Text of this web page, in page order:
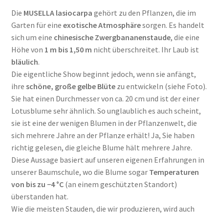
Die MUSELLA lasiocarpa gehört zu den Pflanzen, die im
Garten für eine exotische Atmosphäresorgen. Es handelt
sich um eine chinesische Zwergbananenstaude, die eine
Höhe von 1 m bis 1,50 m nicht überschreitet. Ihr Laub ist
bläulich.
Die eigentliche Show beginnt jedoch, wenn sie anfängt,
ihre schöne, große gelbe Blütezu entwickeln (siehe Foto).
Sie hat einen Durchmesser von ca. 20 cm und ist der einer
Lotusblume sehr ähnlich. So unglaublich es auch scheint,
sie ist eine der wenigen Blumen in der Pflanzenwelt, die
sich mehrere Jahre an der Pflanze erhält! Ja, Sie haben
richtig gelesen, die gleiche Blume hält mehrere Jahre.
Diese Aussage basiert auf unseren eigenen Erfahrungen in
unserer Baumschule, wo die Blume sogar Temperaturen
von bis zu −4 °C(an einem geschützten Standort)
überstanden hat.
Wie die meisten Stauden, die wir produzieren, wird auch